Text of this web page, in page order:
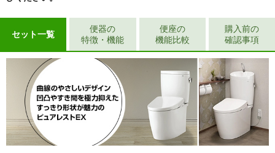
セット一覧
便器の
特徴・機能
便座の
機能比較
購入前の
確認事項